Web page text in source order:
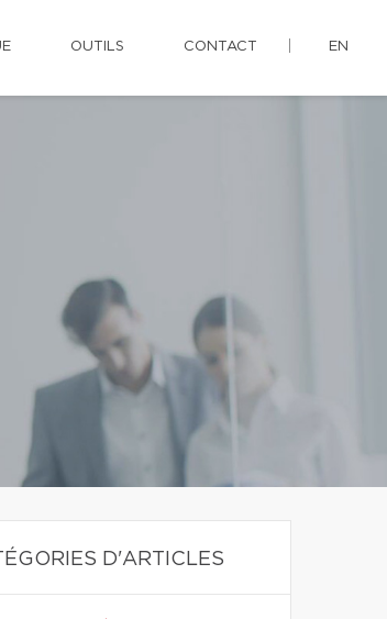
OUTILS CONTACT EN
D'ARTICLES